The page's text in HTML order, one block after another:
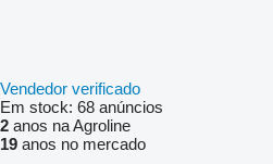
Vendedor verificado
Em stock: 68 anúncios
2 anos na Agroline
19 anos no mercado